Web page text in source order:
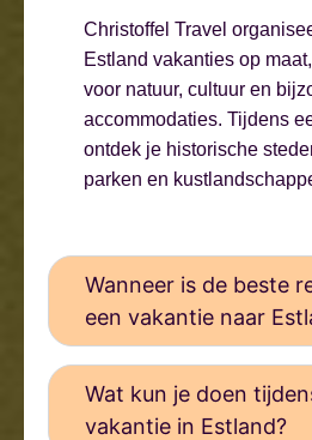
Christoffel Travel
Estland vakanties op
voor natuur, cultuur en
accommodaties. Tijdens
ontdek je historische
parken en
Wanneer is de beste
een vakantie naar
Wat kun je doen
vakantie in Estland?